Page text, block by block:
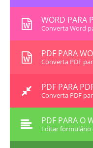
WORD PARA
Converta Word
PDF PARA
Converta PDF
PDF PARA
Converta PDF
PDF PARA O
Editar formulário